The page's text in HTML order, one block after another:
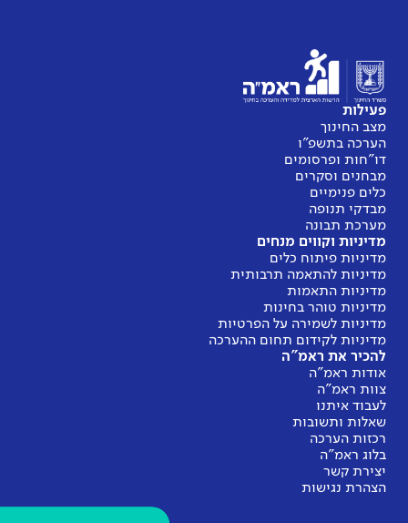
פעילות
מצב החינוך
הערכה בתשפ"ו
דו"חות ופרסומים
מבחנים וסקרים
כלים פנימיים
מבדקי תנופה
מערכת תבונה
מדיניות וקווים מנחים
מדיניות פיתוח כלים
מדיניות להתאמה תרבותית
מדיניות התאמות
מדיניות טוהר בחינות
מדיניות לשמירה על הפרטיות
מדיניות לקידום תחום ההערכה
להכיר את ראמ"ה
אודות ראמ"ה
צוות ראמ"ה
לעבוד איתנו
שאלות ותשובות
רכזות הערכה
בלוג ראמ"ה
יצירת קשר
הצהרת נגישות